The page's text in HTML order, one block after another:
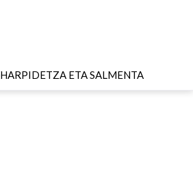
HARPIDETZA ETA SALMENTA